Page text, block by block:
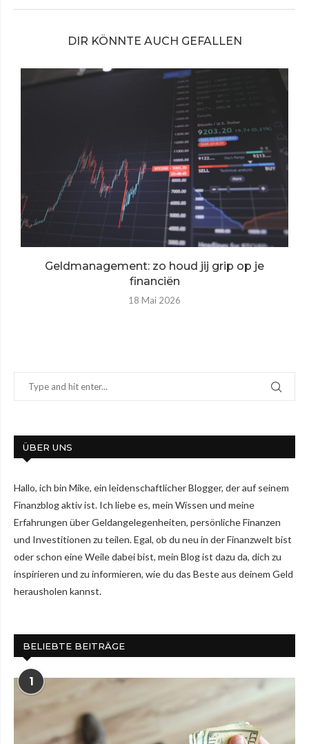
DIR KÖNNTE AUCH GEFALLEN
Geldmanagement: zo houd jij grip op je
financiën
18 Mai 2026
ÜBER UNS
Hallo, ich bin Mike, ein leidenschaftlicher Blogger, der auf seinem
Finanzblog aktiv ist. Ich liebe es, mein Wissen und meine
Erfahrungen über Geldangelegenheiten, persönliche Finanzen
und Investitionen zu teilen. Egal, ob du neu in der Finanzwelt bist
oder schon eine Weile dabei bist, mein Blog ist dazu da, dich zu
inspirieren und zu informieren, wie du das Beste aus deinem Geld
herausholen kannst.
BELIEBTE BEITRÄGE
1